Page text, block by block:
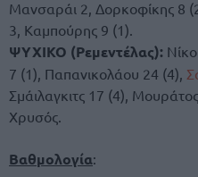
Μανσαράι 2, Δορκοφίκης 8
3, Καμπούρης 9 (1).
ΨΥΧΙΚΟ (Ρεμεντέλας):
7 (1), Παπανικολάου 24 (4),
Σμάιλαγκιτς 17 (4),
Χρυσός.
Βαθμολογία: